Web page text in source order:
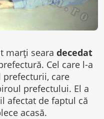
marţi seara decedat
Cel care l-a
prefecturii, care
prefectului. El a
afectat de faptul că
acasă.